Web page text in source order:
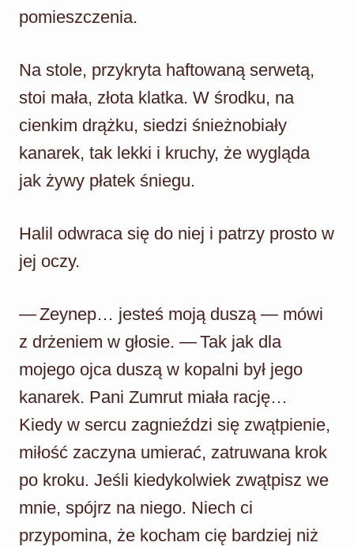
pomieszczenia.
Na stole, przykryta haftowaną serwetą,
stoi mała, złota klatka. W środku, na
cienkim drążku, siedzi śnieżnobiały
kanarek, tak lekki i kruchy, że wygląda
jak żywy płatek śniegu.
Halil odwraca się do niej i patrzy prosto w
jej oczy.
— Zeynep… jesteś moją duszą — mówi
z drżeniem w głosie. — Tak jak dla
mojego ojca duszą w kopalni był jego
kanarek. Pani Zumrut miała rację…
Kiedy w sercu zagnieździ się zwątpienie,
miłość zaczyna umierać, zatruwana krok
po kroku. Jeśli kiedykolwiek zwątpisz we
mnie, spójrz na niego. Niech ci
przypomina, że kocham cię bardziej niż